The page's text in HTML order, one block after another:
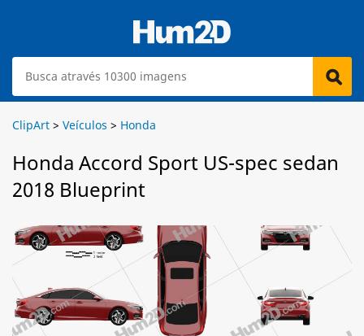
ClipArt > Veículos > Honda
Honda Accord Sport US-spec sedan
2018 Blueprint